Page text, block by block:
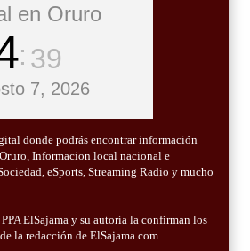
en Oruro
40
7, 2026
donde podrás encontrar información
Informacion local nacional e
eSports, Streaming Radio y mucho
ElSajama y su autoría la confirman los
la redacción de ElSajama.com